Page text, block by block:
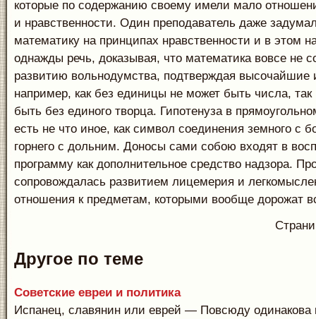
которые по содержанию своему имели мало
и нравственности. Один преподаватель даже
математику на принципах нравственности и в этом
однажды речь, доказывая, что математика вовсе не
развитию вольнодумства, подтверждая высочайшие
например, как без единицы не может быть числа,
быть без единого творца. Гипотенуза в
есть не что иное, как символ соединения земного с
горнего с дольним. Доносы сами собою входят в
программу как дополнительное средство надзора.
сопровождалась развитием лицемерия и
отношения к предметам, которыми вообще дорожат
Другое по теме
Советские евреи и политика
Испанец, славянин или еврей — Повсюду одинакова